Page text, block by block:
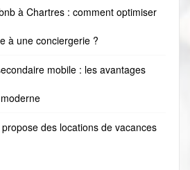
à Chartres : comment optimiser
à une conciergerie ?
mobile : les avantages
propose des locations de vacances